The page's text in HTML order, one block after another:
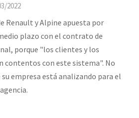
2022
Renault y Alpine apuesta por
plazo con el contrato de
porque "los clientes y los
contentos con este sistema". No
empresa está analizando para el